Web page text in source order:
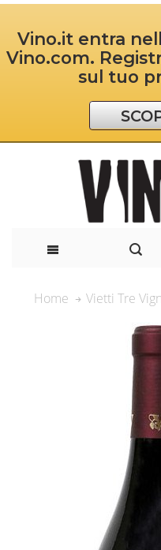
Vino.it entra
Vino.com.
sul tuo
Home Vietti Tre